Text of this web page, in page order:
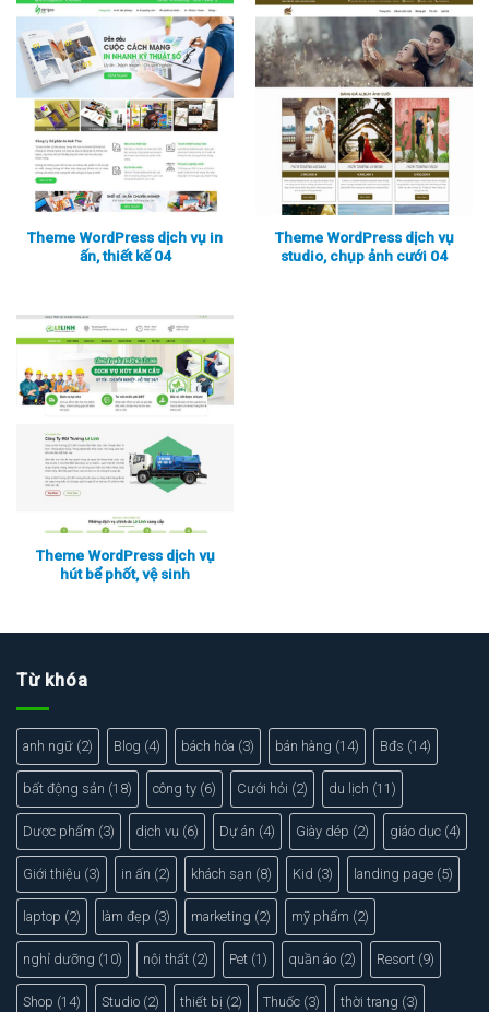
Xem thực tế Xem chi tiết Xem thực tế Xem chi tiết
Xem thực tế Xem chi tiết
Theme WordPress dịch vụ in
ấn, thiết kế 04
Theme WordPress dịch vụ
studio, chụp ảnh cưới 04
Theme WordPress dịch vụ
hút bể phốt, vệ sinh
Từ khóa
anh ngữ (2) Blog (4) bách hóa (3) bán hàng (14) Bđs (14)
bất động sản (18) công ty (6) Cưới hỏi (2) du lịch (11)
Dược phẩm (3) dịch vụ (6) Dự án (4) Giày dép (2) giáo dục (4)
Giới thiệu (3) in ấn (2) khách sạn (8) Kid (3) landing page (5)
laptop (2) làm đẹp (3) marketing (2) mỹ phẩm (2)
nghỉ dưỡng (10) nội thất (2) Pet (1) quần áo (2) Resort (9)
Shop (14) Studio (2) thiết bị (2) Thuốc (3) thời trang (3)